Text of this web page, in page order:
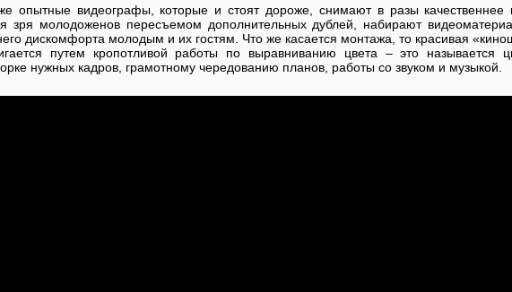
опытные видеографы, которые и стоят дороже, снимают в разы качественнее
зря молодоженов пересъемом дополнительных дублей, набирают
дискомфорта молодым и их гостям. Что же касается монтажа, то красивая
путем кропотливой работы по выравниванию цвета – это называется
нужных кадров, грамотному чередованию планов, работы со звуком и музыкой.